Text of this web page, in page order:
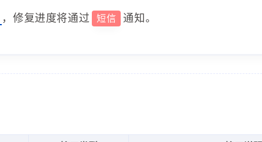
，修复进度将通过 短信 通知。